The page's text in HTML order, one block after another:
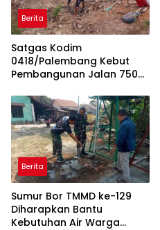
Berita
Satgas Kodim
0418/Palembang Kebut
Pembangunan Jalan 750
Berita
Sumur Bor TMMD ke-129
Diharapkan Bantu
Kebutuhan Air Warga